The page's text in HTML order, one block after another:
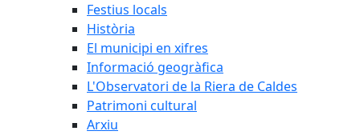
Festius locals
Història
El municipi en xifres
Informació geogràfica
L'Observatori de la Riera de Caldes
Patrimoni cultural
Arxiu